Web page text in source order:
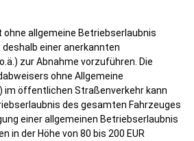
ohne allgemeine Betriebserlaubnis
deshalb einer anerkannten
zur Abnahme vorzuführen. Die
ohne Allgemeine
im öffentlichen Straßenverkehr kann
des gesamten Fahrzeuges
einer allgemeinen Betriebserlaubnis
der Höhe von 80 bis 200 EUR